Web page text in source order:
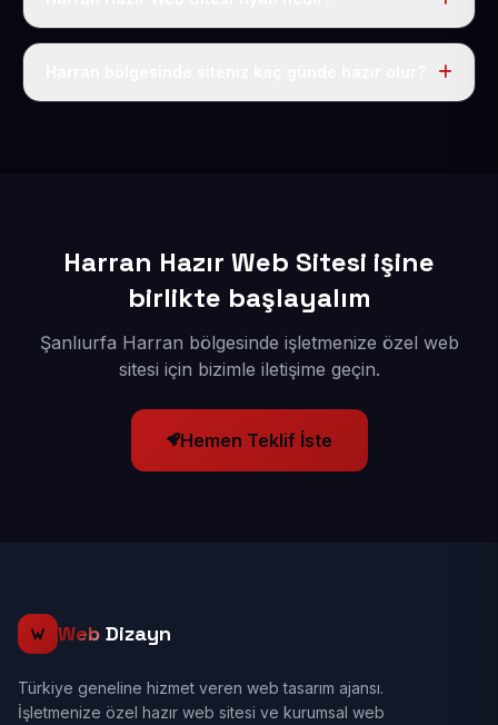
Tek fiyat uygulanır: yıllık 50 USD + KDV. Bu bedele alan
Harran Hazır Web Sitesi işine
birlikte başlayalım
Şanlıurfa Harran bölgesinde işletmenize özel web
sitesi için bizimle iletişime geçin.
Hemen Teklif İste
Web Dizayn
Türkiye geneline hizmet veren web tasarım ajansı.
İşletmenize özel hazır web sitesi ve kurumsal web